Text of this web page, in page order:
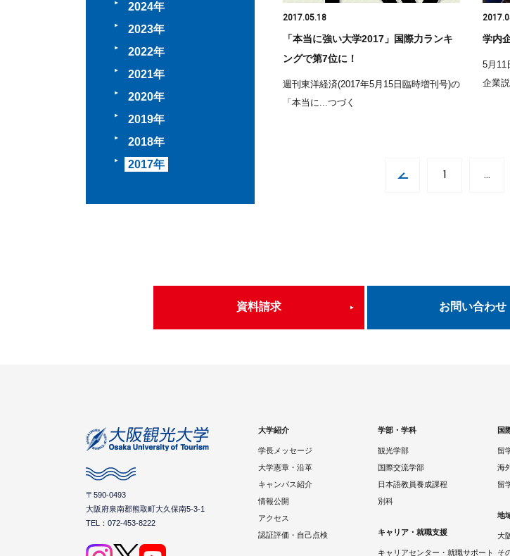
2017.05.18
「本当に強い大学2017」国際力ランキ
ングで第7位に！
週刊東洋経済(2017年5月15日臨時増刊号)の
「本当に...つづく
学内
5月11
企業
1 …
2024
2023
2022
2021
2020
2019
2018
2017
資料請求 お問い合わせ
〒590-0493
大阪府泉南郡熊取町大久保南5-3-1
TEL：072-453-8222
大学紹介
学長メッセージ
大学憲章・沿革
キャンパス紹介
情報公開
アクセス
認証評価・自己点検
学部・学科
観光学部
国際交流学部
日本語教員養成課程
別科
キャリア・就職支援
キャリアセンター・就職サポート
国
留
海
留
地
大
そ